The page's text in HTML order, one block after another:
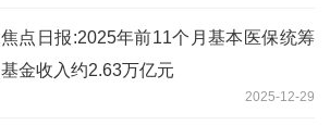
焦点日报:2025年前11个月基本医保统筹
基金收入约2.63万亿元
2025-12-29